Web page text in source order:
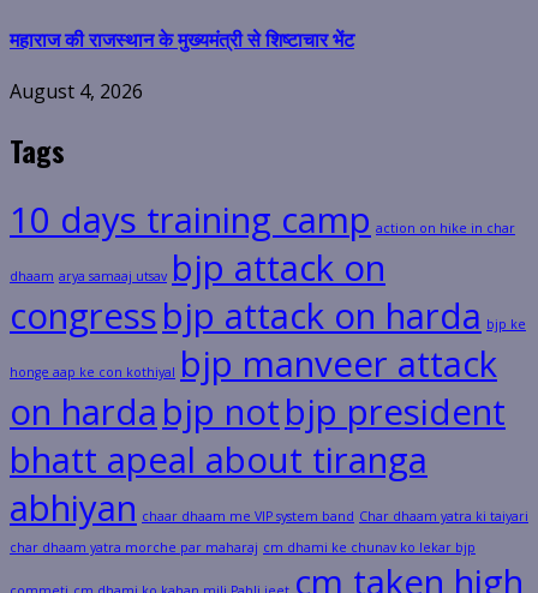
महाराज की राजस्थान के मुख्यमंत्री से शिष्टाचार भेंट
August 4, 2026
Tags
10 days training camp action on hike in char
dhaam arya samaaj utsav bjp attack on
congressbjp attack on harda bjp ke
honge aap ke con kothiyal bjp manveer attack
on harda bjp notbjp president
bhatt apeal about tiranga
abhiyan chaar dhaam me VIP system band Char dhaam yatra ki taiyari
char dhaam yatra morche par maharaj cm dhami ke chunav ko lekar bjp
cm taken high